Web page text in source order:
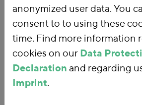
Search words under length of 4
processed.
343 results:
41.Mehrkosten für private
Begünstigungen der
Das FÖS hat im Auftrag der
BÜNDNIS 90/DIE GRÜNEN
anonymized user data. You
consent to to using these
time. Find more information
cookies on our Data
Declaration and regarding
Imprint.